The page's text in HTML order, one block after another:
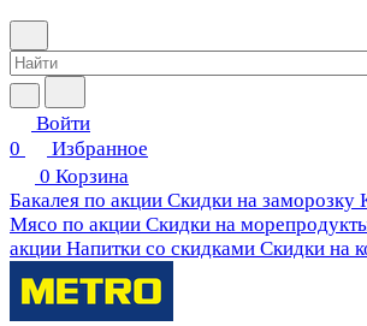
Войти
0
Избранное
0 Корзина
Бакалея по акции Скидки на заморозку
Мясо по акции Скидки на
акции Напитки со скидками Скидки на